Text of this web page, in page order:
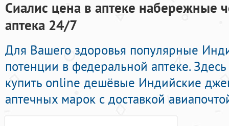
Сиалис цена в аптеке набережные
аптека 24/7
Для Вашего здоровья популярные
потенции в федеральной аптеке.
купить online дешёвые Индийские
аптечных марок с доставкой